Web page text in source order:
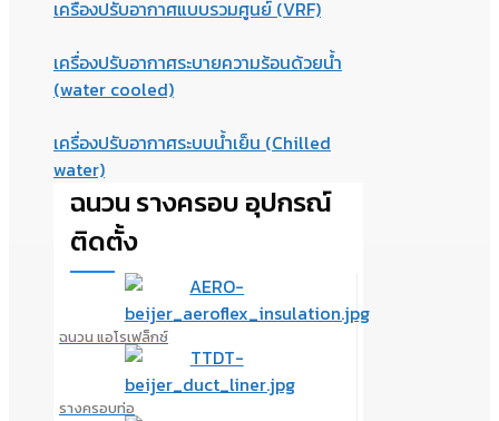
เครื่องปรับอากาศแบบรวมศูนย์ (VRF)
เครื่องปรับอากาศระบายความร้อนด้วยน้ำ
(water cooled)
เครื่องปรับอากาศระบบน้ำเย็น (Chilled
water)
ฉนวน รางครอบ อุปกรณ์
ติดตั้ง
ฉนวน แอโรเฟล็กซ์
รางครอบท่อ